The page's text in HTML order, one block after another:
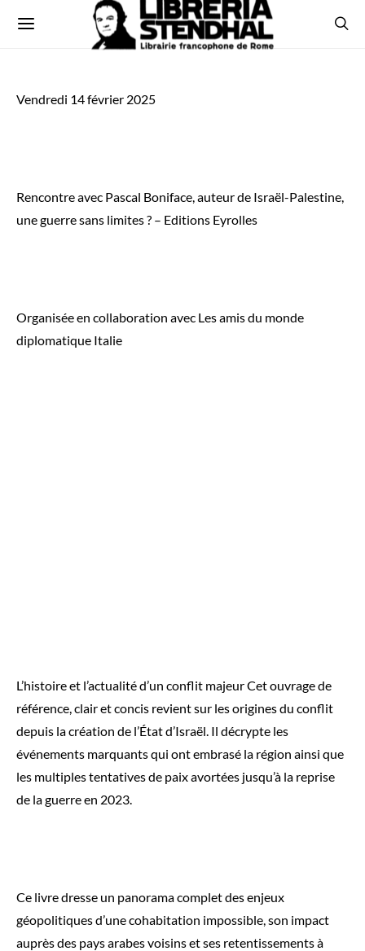
Vendredi 14 février 2025
Rencontre avec Pascal Boniface, auteur de Israël-Palestine,
une guerre sans limites ? – Editions Eyrolles
Organisée en collaboration avec Les amis du monde
diplomatique Italie
L’histoire et l’actualité d’un conflit majeur Cet ouvrage de
référence, clair et concis revient sur les origines du conflit
depuis la création de l’État d’Israël. Il décrypte les
événements marquants qui ont embrasé la région ainsi que
les multiples tentatives de paix avortées jusqu’à la reprise
de la guerre en 2023.
Ce livre dresse un panorama complet des enjeux
géopolitiques d’une cohabitation impossible, son impact
auprès des pays arabes voisins et ses retentissements à